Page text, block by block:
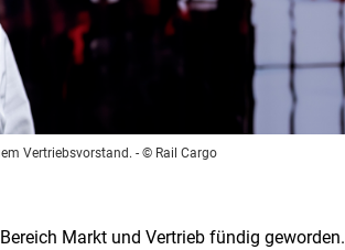
Vertriebsvorstand. - © Rail Cargo
Markt und Vertrieb fündig geworden.